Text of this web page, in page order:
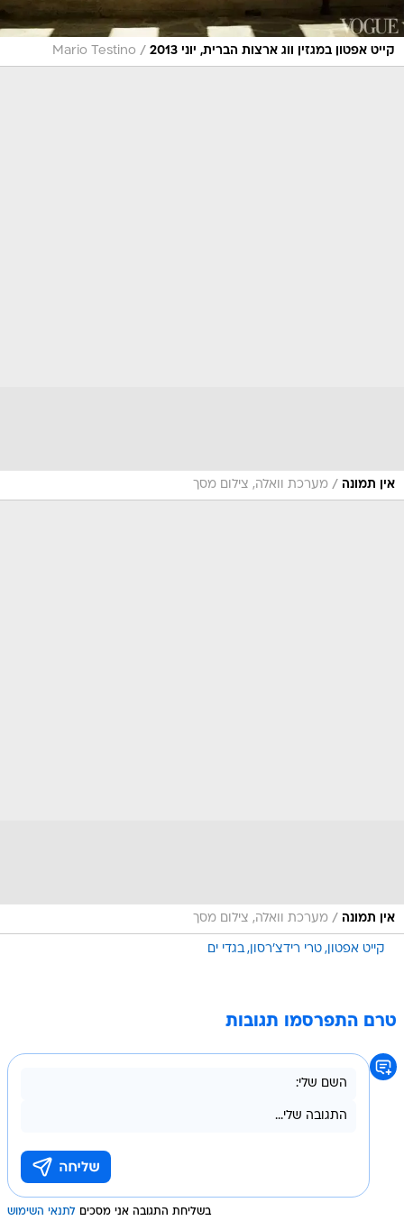
קייט אפטון במגזין ווג ארצות הברית, יוני 2013 /
Mario Testino
אין תמונה / מערכת וואלה, צילום מסך
אין תמונה / מערכת וואלה, צילום מסך
קייט אפטון טרי רידצ'רסון בגדי ים
טרם התפרסמו תגובות
בשליחת התגובה אני מסכים לתנאי השימוש